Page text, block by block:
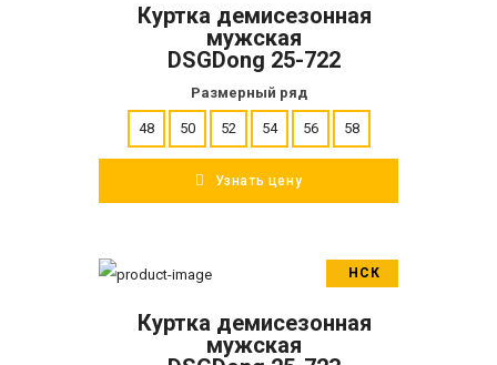
ПОДРОБНЕЕ
Куртка демисезонная
мужская
DSGDong 25-722
Размерный ряд
48 50 52 54 56 58
Узнать цену
НСК
ПОДРОБНЕЕ
Куртка демисезонная
мужская